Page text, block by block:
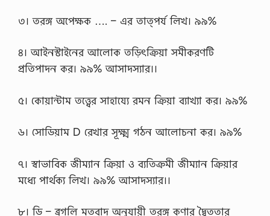
৩। তরঙ্গ অপেক্ষক …. – এর তাত্পর্য লিখ। ৯৯%
৪। আইনস্টাইনের আলোক তড়িৎক্রিয়া সমীকরণটি
প্রতিপাদন কর। ৯৯% আসাদস্যার।।
৫। কোয়ান্টাম তত্ত্বের সাহায্যে রমন ক্রিয়া ব্যাখ্যা কর। ৯৯%
৬। সোডিয়াম D রেখার সূক্ষ্ম গঠন আলোচনা কর। ৯৯%
৭। স্বাভাবিক জীম্যান ক্রিয়া ও ব্যতিক্রমী জীম্যান ক্রিয়ার
মধ্যে পার্থক্য লিখ। ৯৯% আসাদস্যার।।
৮। ডি – ব্রগলি মতবাদ অনুযায়ী তরঙ্গ কণার দ্বৈততার